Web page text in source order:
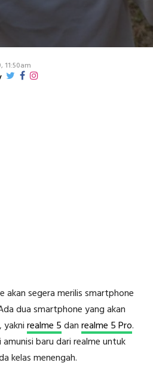
11:50am
akan segera merilis smartphone
dua smartphone yang akan
yaknirealme 5danrealme 5 Pro.
baru dari realme untuk
kelas menengah.